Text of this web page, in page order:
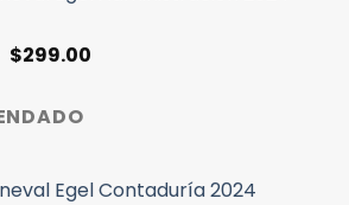
$600.00.$299.00.
El
original
era:
$299.00El
Egel Contaduría 2024